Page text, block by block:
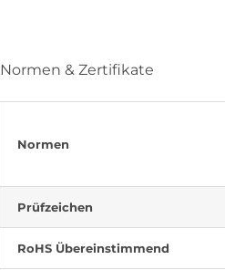
Normen & Zertifikate
Normen
Prüfzeichen
RoHS Übereinstimmend